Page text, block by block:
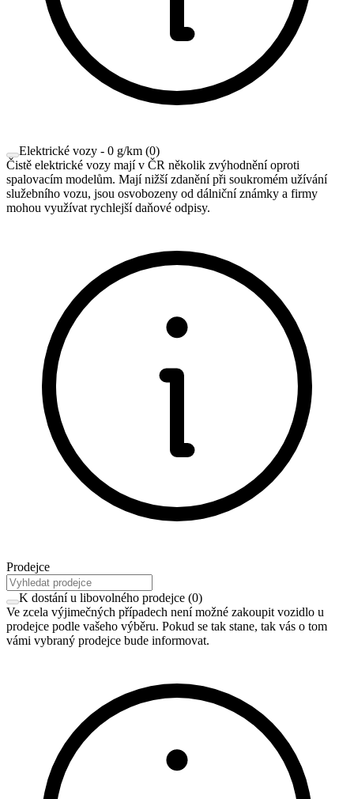
Elektrické vozy - 0 g/km (0)
Čistě elektrické vozy mají v ČR několik zvýhodnění oproti
spalovacím modelům. Mají nižší zdanění při soukromém užívání
služebního vozu, jsou osvobozeny od dálniční známky a firmy
mohou využívat rychlejší daňové odpisy.
Prodejce
K dostání u libovolného prodejce (0)
Ve zcela výjimečných případech není možné zakoupit vozidlo u
prodejce podle vašeho výběru. Pokud se tak stane, tak vás o tom
vámi vybraný prodejce bude informovat.